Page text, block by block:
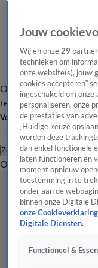
Overzicht Laatste nieuws
redactie
Volg Hart van Nederland
Zoeken
OverzichtRegio
Jouw
Wij en onze29
technieken om
onze website(s), jouw
cookies accepteren”
ingeschakeld om
personaliseren, onze
de prestaties van
„Huidige keuze
worden deze
dan enkel functionele
laten functioneren en
moment opnieuw
toestemming in te
onder aan de
binnen onze Digitale
onze
Digitale Diensten.
Functioneel &